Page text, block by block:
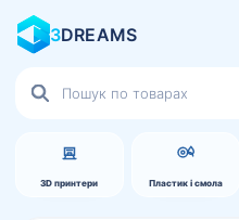
3DREAMS
3D принтери Пластик і смола
товарів